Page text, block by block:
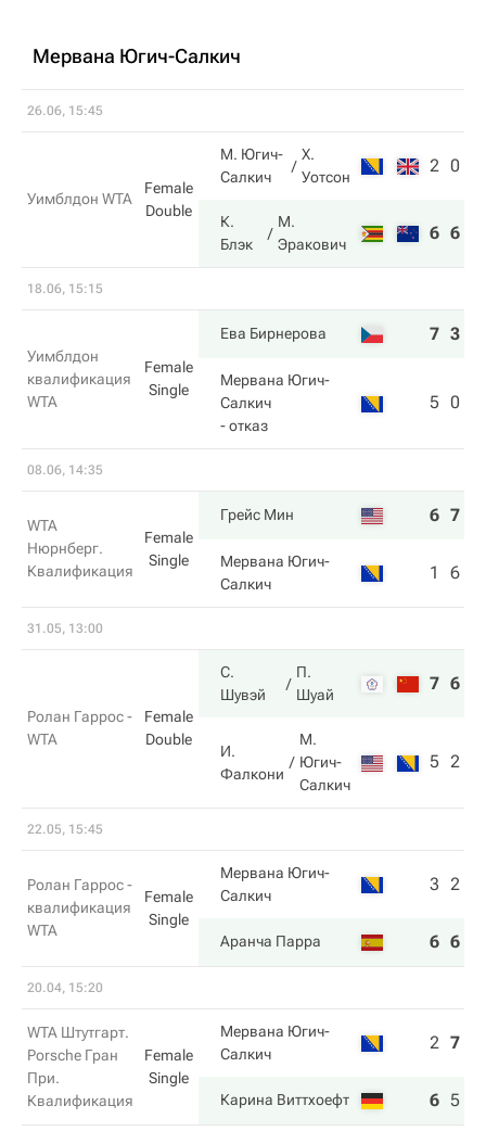
Мервана Югич-Салкич
26.06, 15:45
Уимблдон WTA
Female
Double
М. Югич-
Салкич
Х.
Уотсон
2 0
К.
Блэк
М.
Эракович
6 6
18.06, 15:15
Уимблдон
квалификация
WTA
Female
Single
Ева Бирнерова 7 3
Мервана Югич-
Салкич
- отказ
5 0
08.06, 14:35
WTA
Нюрнберг.
Квалификация
Female
Single
Грейс Мин 6 7
Мервана Югич-
Салкич
1 6
31.05, 13:00
Ролан Гаррос -
WTA
Female
Double
С.
Шувэй
П.
Шуай
7 6
И.
Фалкони
М.
Югич-
Салкич
5 2
22.05, 15:45
Ролан Гаррос -
квалификация
WTA
Female
Single
Мервана Югич-
Салкич
3 2
Аранча Парра 6 6
20.04, 15:20
WTA Штутгарт.
Porsche Гран
При.
Квалификация
Female
Single
Мервана Югич-
Салкич
2 7
Карина Виттхоефт 6 5